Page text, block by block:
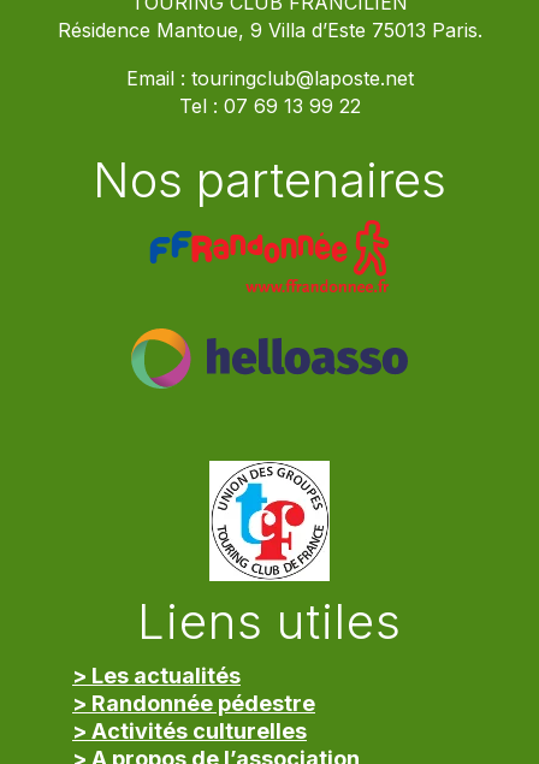
Résidence Mantoue, 9 Villa d’Este 75013 Paris.
Email : touringclub@laposte.net
Tel : 07 69 13 99 22
Nos partenaires
Liens utiles
> Les actualités
> Randonnée pédestre
> Activités culturelles
> A propos de l’association